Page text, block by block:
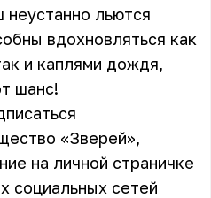
льются
вдохновляться как
и каплями дождя,
шанс!
«Зверей»,
на личной страничке
социальных сетей